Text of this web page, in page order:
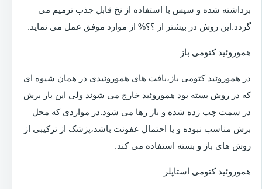
برداشته شده و سپس با استفاده از نخ قابل جذب ترمیم می
گردد.این روش در بیشتر از ؟؟% از موارد موفق عمل می نماید.
هموروئید کتومی باز
در هموروئید کتومی باز،بافت های هموروئیدی در همان شیوه ای
که در روش بسته بود هموروئید خارج می شوند ولی این بار برش
در سمت چپ زده شده و باز رها می شود.در مواردی که محل
برش مناسب نبوده و یا احتمال عفونت باشد،پزشک از ترکیبی از
روش های باز و بسته استفاده می کند.
هموروئید کتومی استاپلر